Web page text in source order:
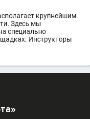
крупнейшим
Здесь мы
специально
Инструкторы